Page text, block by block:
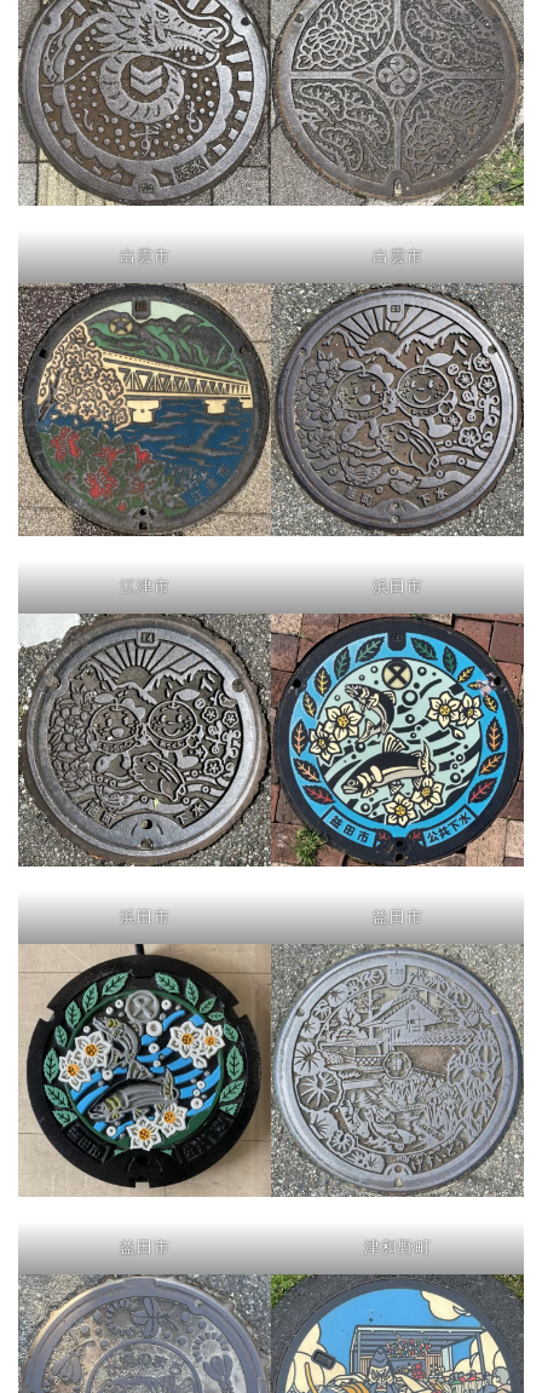
出雲市 出雲市
江津市 浜田市
浜田市 益田市
益田市 津和野町